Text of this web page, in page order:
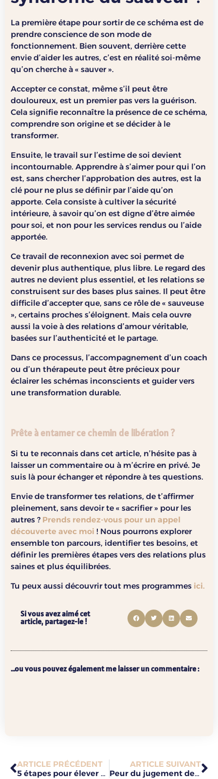
La première étape pour sortir de ce schéma est de
prendre conscience de son mode de
fonctionnement. Bien souvent, derrière cette
envie d’aider les autres, c’est en réalité soi-même
qu’on cherche à « sauver ».
Accepter ce constat, même s’il peut être
douloureux, est un premier pas vers la guérison.
Cela signifie reconnaître la présence de ce schéma,
comprendre son origine et se décider à le
transformer.
Ensuite, le travail sur l’estime de soi devient
incontournable. Apprendre à s’aimer pour qui l’on
est, sans chercher l’approbation des autres, est la
clé pour ne plus se définir par l’aide qu’on
apporte. Cela consiste à cultiver la sécurité
intérieure, à savoir qu’on est digne d’être aimée
pour soi, et non pour les services rendus ou l’aide
apportée.
Ce travail de reconnexion avec soi permet de
devenir plus authentique, plus libre. Le regard des
autres ne devient plus essentiel, et les relations se
construisent sur des bases plus saines. Il peut être
difficile d’accepter que, sans ce rôle de « sauveuse
», certains proches s’éloignent. Mais cela ouvre
aussi la voie à des relations d’amour véritable,
basées sur l’authenticité et le partage.
Dans ce processus, l’accompagnement d’un coach
ou d’un thérapeute peut être précieux pour
éclairer les schémas inconscients et guider vers
une transformation durable.
Prête à entamer ce chemin de libération ?
Si tu te reconnais dans cet article, n’hésite pas à
laisser un commentaire ou à m’écrire en privé. Je
suis là pour échanger et répondre à tes questions.
Envie de transformer tes relations, de t’affirmer
pleinement, sans devoir te « sacrifier » pour les
autres ? Prends rendez-vous pour un appel
découverte avec moi ! Nous pourrons explorer
ensemble ton parcours, identifier tes besoins, et
définir les premières étapes vers des relations plus
saines et plus équilibrées.
Tu peux aussi découvrir tout mes programmes ici.
Si vous avez aimé cet
article, partagez-le !
...ou vous pouvez également me laisser un commentaire :
ARTICLE PRÉCÉDENT
5 étapes pour élever son taux vibratoire
ARTICLE SUIVANT
Peur du jugement des autres : 5 clés pour la dépasser